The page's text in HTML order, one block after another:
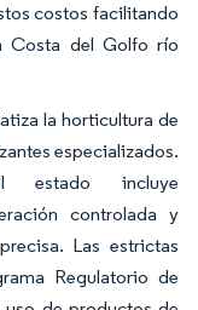
costos facilitando
Costa del Golfo río
la horticultura de
especializados.
estado incluye
controlada y
Las estrictas
Regulatorio de